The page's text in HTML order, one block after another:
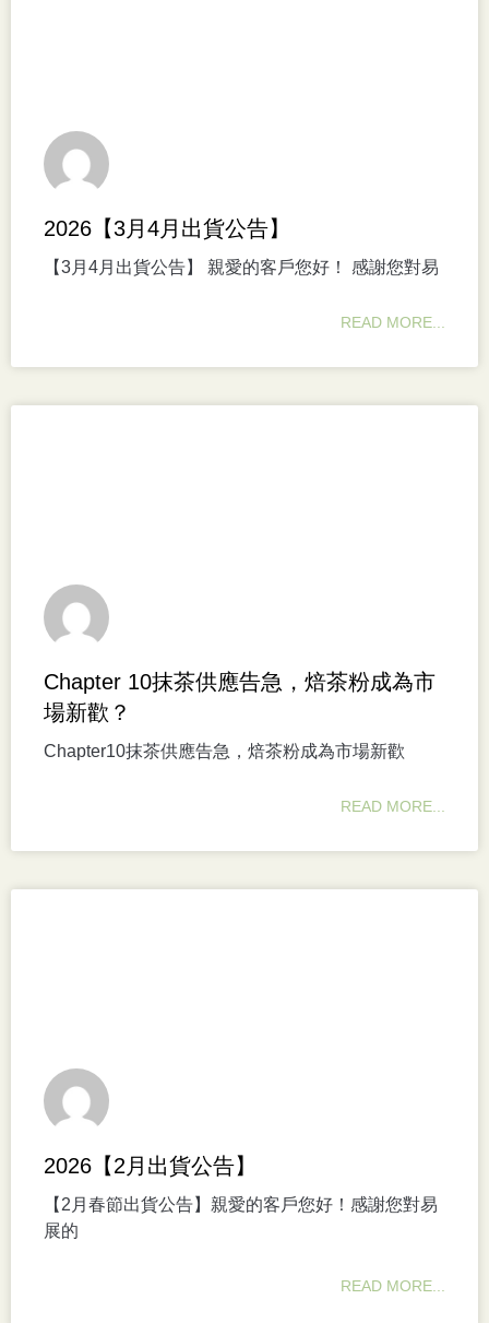
2026【3月4月出貨公告】
【3月4月出貨公告】 親愛的客戶您好！ 感謝您對易
READ MORE...
Chapter 10抹茶供應告急，焙茶粉成為市
場新歡？
Chapter10抹茶供應告急，焙茶粉成為市場新歡
READ MORE...
2026【2月出貨公告】
【2月春節出貨公告】親愛的客戶您好！感謝您對易
展的
READ MORE...